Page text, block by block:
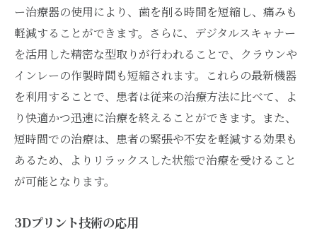
ー治療器の使用により、歯を削る時間を短縮し、痛みも
軽減することができます。さらに、デジタルスキャナー
を活用した精密な型取りが行われることで、クラウンや
インレーの作製時間も短縮されます。これらの最新機器
を利用することで、患者は従来の治療方法に比べて、よ
り快適かつ迅速に治療を終えることができます。また、
短時間での治療は、患者の緊張や不安を軽減する効果も
あるため、よりリラックスした状態で治療を受けること
が可能となります。
3Dプリント技術の応用